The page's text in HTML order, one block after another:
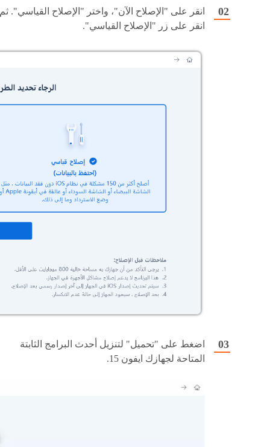
انقر على "الإصلاح الآن"، واختر "الإصلاح القياسي". ثم
انقر على زر "الإصلاح القياسي".
اضغط على "تحميل" لتنزيل أحدث البرامج الثابتة
المتاحة لجهازك ايفون 15.